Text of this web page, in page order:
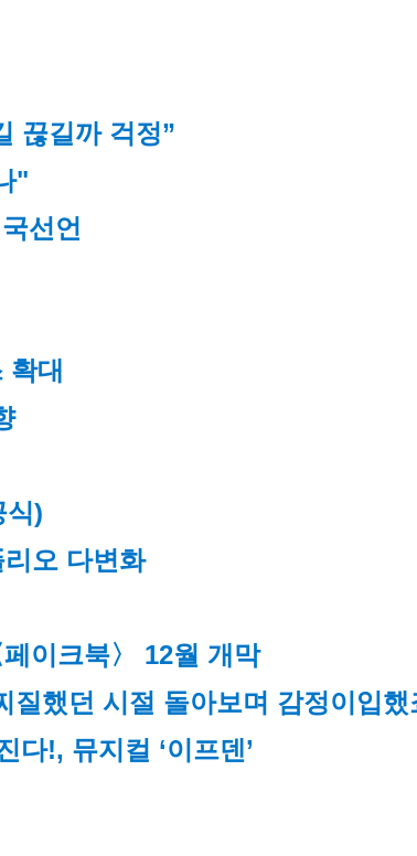
끊길까 걱정”
"
선언
대
식)
오 다변화
이크북〉 12월 개막
질했던 시절 돌아보며 감정이입했
다!, 뮤지컬 ‘이프덴’